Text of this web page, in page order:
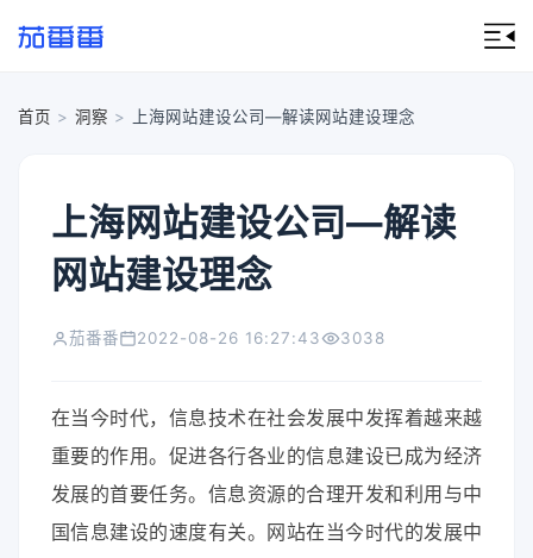
首页 > 洞察 > 上海网站建设公司—解读网站建设理念
上海网站建设公司—解读
网站建设理念
茄番番 2022-08-26 16:27:43 3038
在当今时代，信息技术在社会发展中发挥着越来越
重要的作用。促进各行各业的信息建设已成为经济
发展的首要任务。信息资源的合理开发和利用与中
国信息建设的速度有关。网站在当今时代的发展中